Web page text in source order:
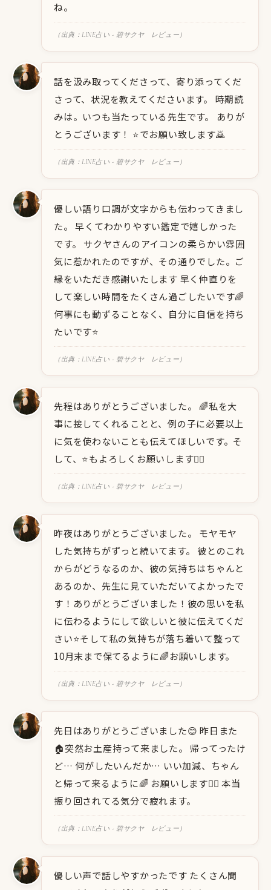
ね。
（出典：LINE占い - 碧サクヤ レビュー）
話を汲み取ってくださって、寄り添ってくだ
さって、状況を教えてくださいます。 時期読
みは。いつも当たっている先生です。 ありが
とうございます！ ⭐️でお願い致します🙇
（出典：LINE占い - 碧サクヤ レビュー）
優しい語り口調が文字からも伝わってきまし
た。 早くてわかりやすい鑑定で嬉しかった
です。 サクヤさんのアイコンの柔らかい雰囲
気に惹かれたのですが、その通りでした。ご
縁をいただき感謝いたします 早く仲直りを
して楽しい時間をたくさん過ごしたいです🌈
何事にも動ずることなく、自分に自信を持ち
たいです⭐️
（出典：LINE占い - 碧サクヤ レビュー）
先程はありがとうございました。 🌈私を大
事に接してくれることと、例の子に必要以上
に気を使わないことも伝えてほしいです。そ
して、⭐️もよろしくお願いします🙇‍♀️
（出典：LINE占い - 碧サクヤ レビュー）
昨夜はありがとうございました。 モヤモヤ
した気持ちがずっと続いてます。 彼とのこれ
からがどうなるのか、彼の気持ちはちゃんと
あるのか、先生に見ていただいてよかったで
す！ありがとうございました！彼の思いを私
に伝わるようにして欲しいと彼に伝えてくだ
さい⭐️そして私の気持ちが落ち着いて整って
10月末まで保てるように🌈お願いします。
（出典：LINE占い - 碧サクヤ レビュー）
先日はありがとうございました😊 昨日また
🏠突然お土産持って来ました。 帰ってったけ
ど… 何がしたいんだか… いい加減、ちゃん
と帰って来るように🌈 お願いします🙇‍♀️ 本当
振り回されてる気分で疲れます。
（出典：LINE占い - 碧サクヤ レビュー）
優しい声で話しやすかったです たくさん聞